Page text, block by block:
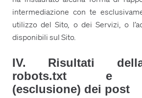
intermediazione con te
utilizzo del Sito, o dei Servizi, o
disponibili sul Sito.
IV. Risultati
robots.txt e
(esclusione) dei post